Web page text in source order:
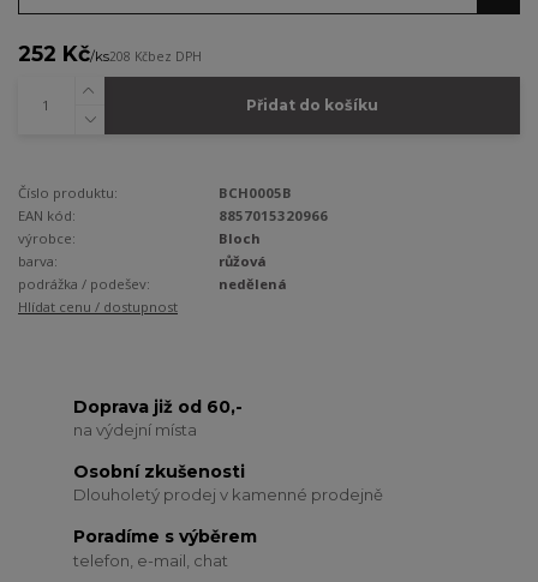
252 Kč/ks208 Kčbez DPH
Přidat do košíku
Číslo produktu:
BCH0005B
EAN kód:
8857015320966
výrobce:
Bloch
barva:
růžová
podrážka / podešev:
nedělená
Hlídat cenu / dostupnost
Doprava již od 60,-
na výdejní místa
Osobní zkušenosti
Dlouholetý prodej v kamenné prodejně
Poradíme s výběrem
telefon, e-mail, chat